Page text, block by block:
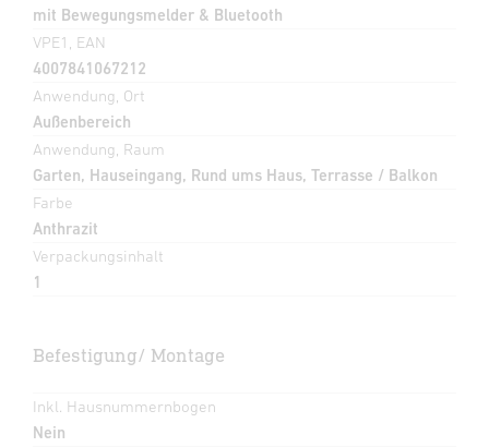
mit Bewegungsmelder & Bluetooth
VPE1, EAN
4007841067212
Anwendung, Ort
Außenbereich
Anwendung, Raum
Garten, Hauseingang, Rund ums Haus, Terrasse / Balkon
Farbe
Anthrazit
Verpackungsinhalt
1
Befestigung/ Montage
Inkl. Hausnummernbogen
Nein